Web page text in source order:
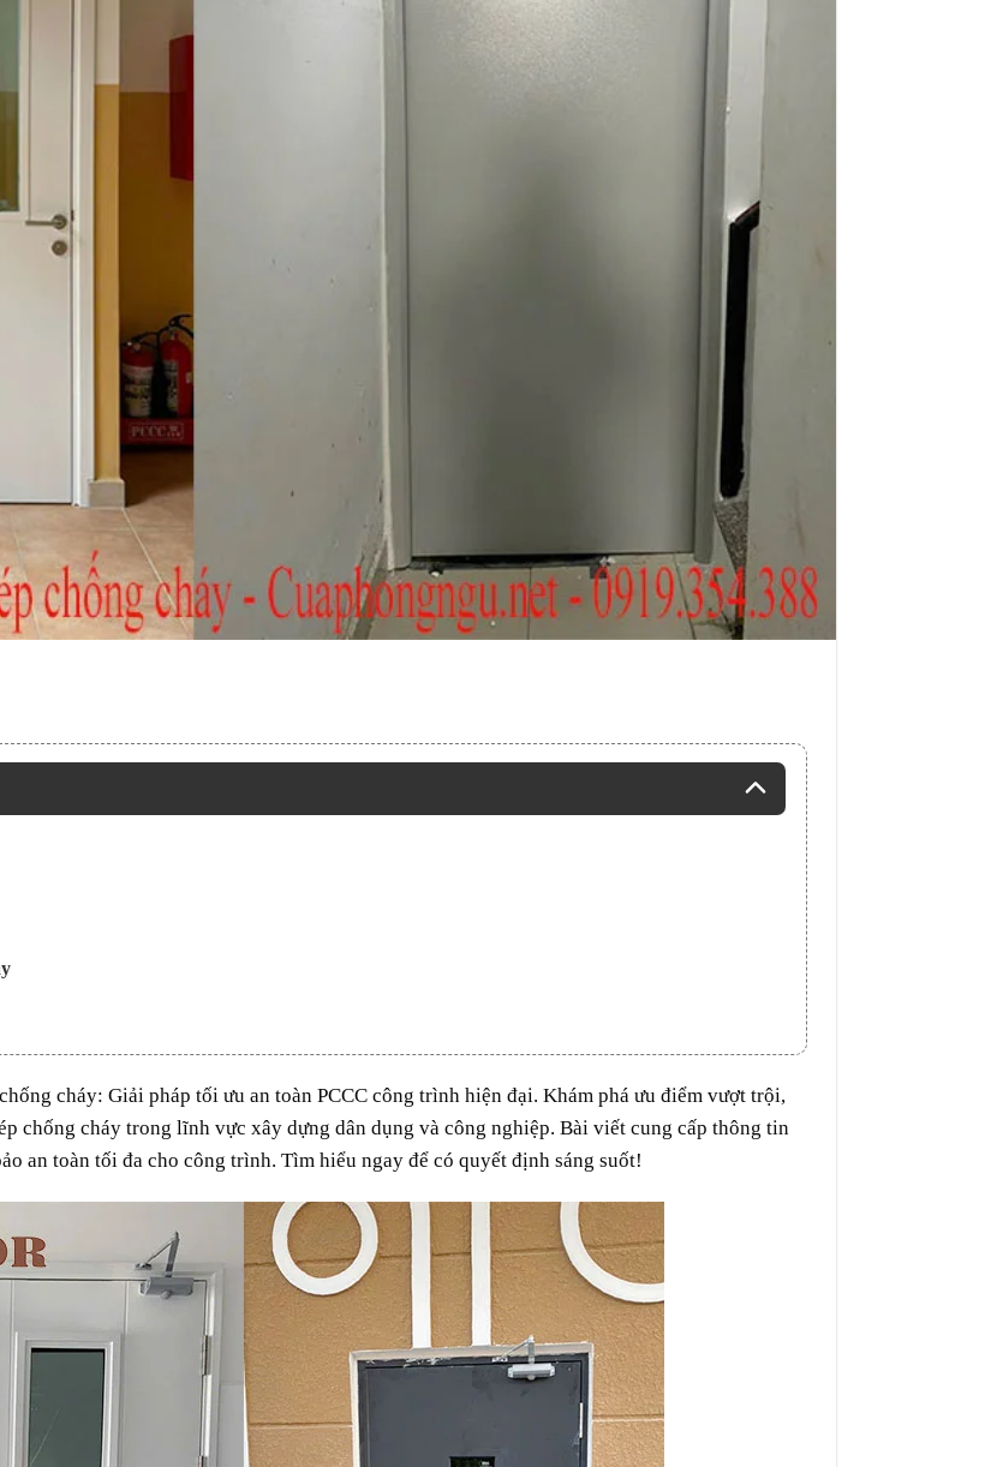
cháy: Giải pháp tối ưu an toàn PCCC công trình hiện đại. Khám phá ưu điểm vượt trội,
chống cháy trong lĩnh vực xây dựng dân dụng và công nghiệp. Bài viết cung cấp thông tin
an toàn tối đa cho công trình. Tìm hiểu ngay để có quyết định sáng suốt!